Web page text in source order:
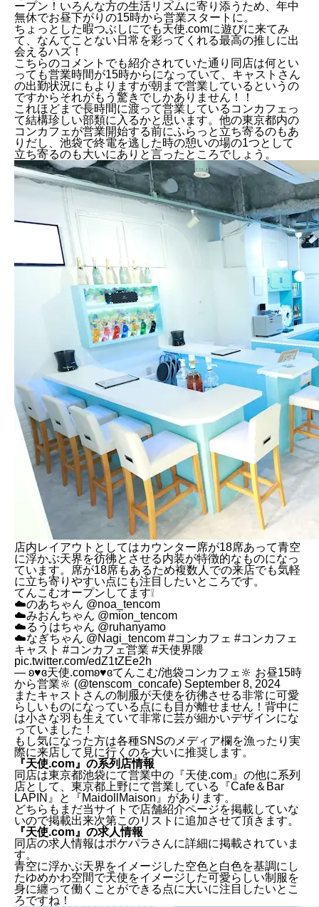
ープン！いろんな方の生活リズムに寄り添うため、年中
無休でお昼下がりの15時から営業スタートに。
ちょっとした暇つぶしにでも天使.comに遊びに来てみ
て、なんてことない日常を彩ってくれる最高の推しに出
会えるハズ！
こちらのコメントでも紹介されていた通り同店は何とい
っても営業時間が15時からになっていて、キャストさん
の出勤状況にもよりますが朝まで営業しているというの
ですからそれがもう驚きでしかありません！！
これほどまで長時間に渡って営業しているコンカフェっ
て結構珍しい部類に入るかと思います。他の東京都内の
コンカフェが営業開始する前にふらっと立ち寄るのもあ
りだし、池袋で終電を逃した時の憩いの場の1つとして
立ち寄るのも大いにありと言ったところでしょう。
店内レイアウトとしてはカウンター席が18席あって青空
に浮かぶ天界を彷彿とさせる内装が特徴的なものになっ
ています。席が18席もあるため複数人での来店でも気軽
に立ち寄りやすい点にも注目したいところです。
てんこむオープンしてます❕
☁️のあちゃん @noa_tencom
☁️みおんちゃん @mion_tencom
☁️るうはちゃん @ruhanyamo
☁️なぎちゃん @Nagi_tencom #コンカフェ #コンカフェ
キャスト #コンカフェ営業 #天使界隈
pic.twitter.com/edZ1tZEe2h
— ʚ♥ɞ天使.comʚ♥ɞてんこむ/池袋コンカフェ🔆 お昼15時
から営業🔆 (@tenscom_concafe) September 8, 2024
またキャストさんの制服が天使を彷彿させる非常に可愛
らしいものになっている点にも目が離せません！背中に
は小さな羽も生えていて非常に芸が細かいデザインにな
っていました！
もし気になった方は各種SNSのメディア欄を漁ったり実
際に来店して見に行くのを大いに推奨します。
『天使.com』の系列店情報
同店は東京都池袋にて営業中の『天使.com』の他に系列
店として、東京都上野にて営業している『Cafe＆Bar
LAPIN』と『MaidollMaison』があります。
どちらもまだ当サイトで店舗紹介ページを掲載していな
いので掲載出来次第このリストに追加させて頂きます。
『天使.com』の求人情報
同店の求人情報はポケパラさんに詳細に掲載されていま
す。
青空に浮かぶ天界をイメージした空色と白色を基調にし
たゆめかわ空間で天使をイメージした可愛らしい制服を
身に纏って働くことができる点に大いに注目したいとこ
ろですね！